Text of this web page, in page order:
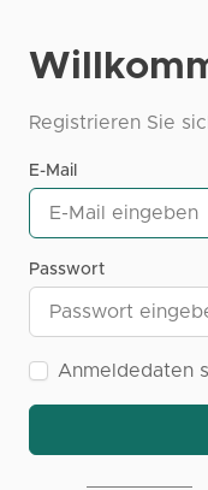
Registrieren Sie
E-Mail
Passwort
Anmeldedaten